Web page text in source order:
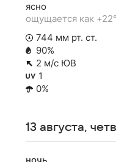
ясно
ощущается как +22°
744 мм рт. ст.
90%
2 м/с ЮВ
1
0%
13 августа,
ночь